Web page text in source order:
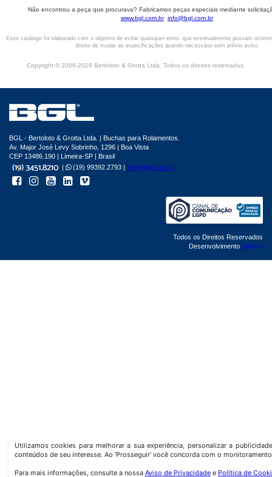
Não encontrou a peça que procurava? Fabricamos peças especiais mediante
www.bgl.com.br info@bgl.com.br
Esse catálogo foi elaborado com o objetivo de evitar quaisquer erros, que eventualmente possam
direito de mudar as especificações quando necessário sem prévio aviso.
Copyright © 2006-2026 Bertoloto & Grotta Ltda. Todos os direitos reservados.
Utilizamos cookies para melhorar a sua experiência, personalizar a
conteúdos de seu interesse. Ao 'Prosseguir' você concorda com o
Para mais informações, consulte a nossa Aviso de Privacidadee Política de
BGL - Bertoloto & Grotta Ltda. | Buchas para Rolamentos.
Av. Major José Levy Sobrinho, 1296 | Boa Vista
CEP 13486.190 | Limeira-SP | Brasil
|
(19) 99392.2793 | info@bgl.com.br
Todos os Direitos Reservados
Desenvolvimento Sphera